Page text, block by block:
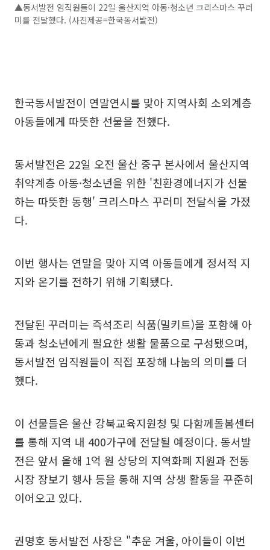
▲동서발전 임직원들이 22일 울산지역 아동·청소년 크리스마스 꾸러
미를 전달했다. (사진제공=한국동서발전)
한국동서발전이 연말연시를 맞아 지역사회 소외계층
아동들에게 따뜻한 선물을 전했다.
동서발전은 22일 오전 울산 중구 본사에서 울산지역
취약계층 아동·청소년을 위한 '친환경에너지가 선물
하는 따뜻한 동행' 크리스마스 꾸러미 전달식을 가졌
다.
이번 행사는 연말을 맞아 지역 아동들에게 정서적 지
지와 온기를 전하기 위해 기획됐다.
전달된 꾸러미는 즉석조리 식품(밀키트)을 포함해 아
동과 청소년에게 필요한 생활 물품으로 구성됐으며,
동서발전 임직원들이 직접 포장해 나눔의 의미를 더
했다.
이 선물들은 울산 강북교육지원청 및 다함께돌봄센터
를 통해 지역 내 400가구에 전달될 예정이다. 동서발
전은 앞서 올해 1억 원 상당의 지역화폐 지원과 전통
시장 장보기 행사 등을 통해 지역 상생 활동을 꾸준히
이어오고 있다.
권명호 동서발전 사장은 "추운 겨울, 아이들이 이번